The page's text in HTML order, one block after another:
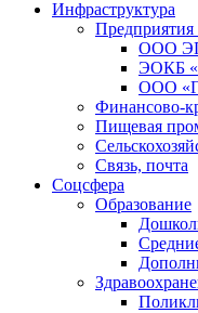
Инфраструктура
Предприятия
ООО
ЭОКБ
ООО
Финансово-
Пищевая
Связь, почта
Соцсфера
Образование